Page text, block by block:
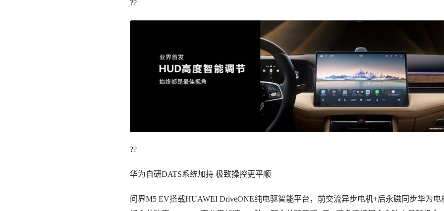
??
??
华为自研DATS系统加持 极致操控更平顺
问界M5 EV搭载HUAWEI DriveONE纯电驱智能平台，前交流异步电机+后永磁同步华为电